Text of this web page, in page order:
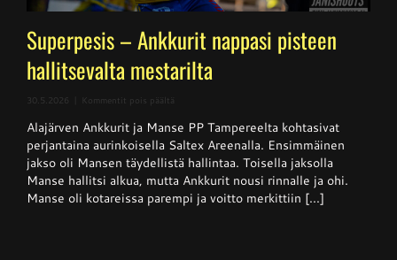
Superpesis – Ankkurit nappasi pisteen
hallitsevalta mestarilta
30.5.2026 Kommentit pois päältä
–
Ankkurit
nappasi
pisteen
hallitsevalta
mestarilta
Alajärven Ankkurit ja Manse PP Tampereelta kohtasivat
perjantaina aurinkoisella Saltex Areenalla. Ensimmäinen
jakso oli Mansen täydellistä hallintaa. Toisella jaksolla
Manse hallitsi alkua, mutta Ankkurit nousi rinnalle ja ohi.
Manse oli kotareissa parempi ja voitto merkittiin [...]